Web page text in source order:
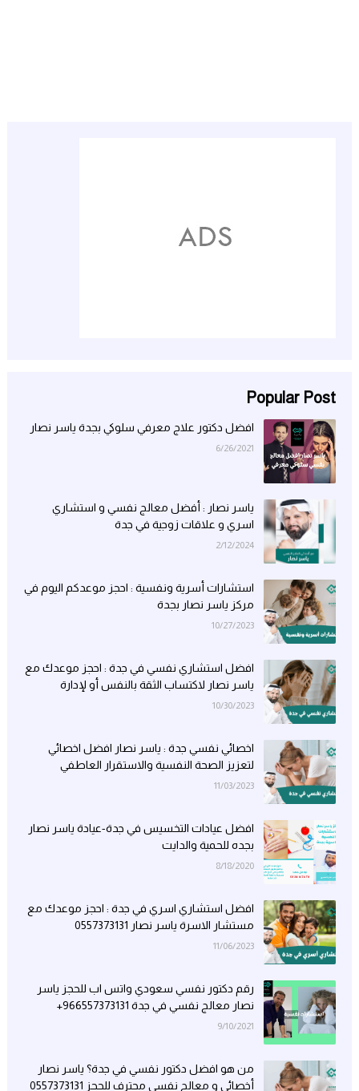
Popular Post
افضل دكتور علاج معرفي سلوكي بجدة ياسر نصار
6/26/2021
ياسر نصار : أفضل معالج نفسي و استشاري
اسري و علاقات زوجية في جدة
2/12/2024
استشارات أسرية ونفسية : احجز موعدكم اليوم في
مركز ياسر نصار بجدة
10/27/2023
افضل استشاري نفسي في جدة : احجز موعدك مع
ياسر نصار لاكتساب الثقة بالنفس أو لإدارة
مخاوفك
10/30/2023
اخصائي نفسي جدة : ياسر نصار افضل اخصائي
لتعزيز الصحة النفسية والاستقرار العاطفي
11/03/2023
افضل عيادات التخسيس في جدة-عيادة ياسر نصار
بجده للحمية والدايت
8/18/2020
افضل استشاري اسري في جدة : احجز موعدك مع
مستشار الاسرة ياسر نصار 0557373131
11/06/2023
رقم دكتور نفسي سعودي واتس اب للحجز ياسر
نصار معالج نفسي في جدة 966557373131+
9/10/2021
من هو افضل دكتور نفسي في جدة؟ ياسر نصار
أخصائي و معالج نفسي محترف للحجز 0557373131